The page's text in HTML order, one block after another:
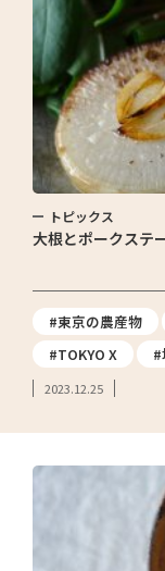
トピックス
大根とポークステ
#東京の農産物
#TOKYO X
2023.12.25